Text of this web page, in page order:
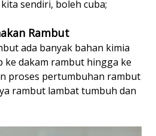
sendiri, boleh cuba;
Rambut
ada banyak bahan kimia
ke dakam rambut hingga ke
proses pertumbuhan rambut
rambut lambat tumbuh dan